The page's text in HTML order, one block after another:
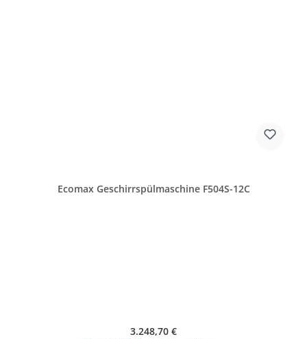
Ecomax Geschirrspülmaschine F504S-12C
Regulärer Preis:
3.248,70 €